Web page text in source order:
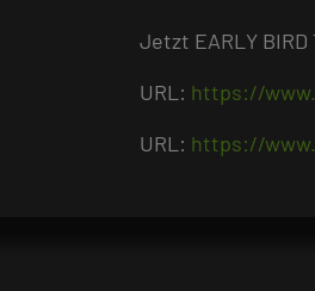
Jetzt EARLY BIRD
URL: https://
URL: https://